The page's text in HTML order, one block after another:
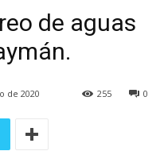
de aguas
de 2020 0
255